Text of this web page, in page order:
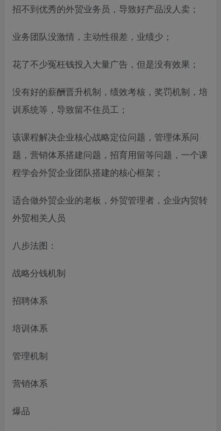
招不到优秀的外贸业务员，导致好产品没人卖；
业务团队没激情，主动性很差，业绩少；
花了不少冤枉钱投入大量广告，但是没有效果；
没有好的薪酬晋升机制，绩效考核，奖罚机制，培
训系统等，导致留不住员工；
该课程解决企业核心战略定位问题，管理体系问
题，营销体系搭建问题，招育用留等问题，一个课
程学会外贸企业团队搭建的核心框架；
适合做外贸企业的老板，外贸管理者，企业内贸转
外贸相关人员
八步法图：
战略分钱机制
招聘体系
培训体系
管理机制
营销体系
爆品